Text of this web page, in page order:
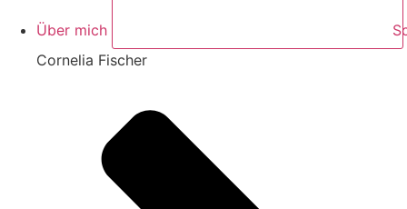
Über mich
Cornelia Fischer